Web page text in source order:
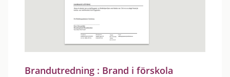
Brandutredning : Brand i förskola